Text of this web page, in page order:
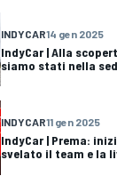
INDYCAR14 gen 2025
IndyCar | Alla
siamo stati nella
INDYCAR11 gen 2025
IndyCar | Prema:
svelato il team e la